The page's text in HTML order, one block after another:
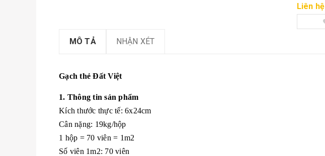
Liên hệ
MÔ TẢ NHẬN XÉT
Gạch thẻ Đất Việt
1. Thông tin sản phẩm
Kích thước thực tế: 6x24cm
Cân nặng: 19kg/hộp
1 hộp = 70 viên = 1m2
Số viên 1m2: 70 viên